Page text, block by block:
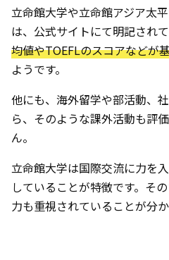
立命館大学や立命館アジア太
は、公式サイトにて明記され
均値やTOEFLのスコアなどが
ようです。
他にも、海外留学や部活動、
ら、そのような課外活動も評
ん。
立命館大学は国際交流に力を
していることが特徴です。そ
力も重視されていることが分か